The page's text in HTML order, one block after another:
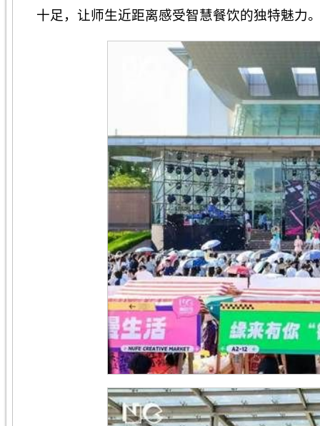
十足，让师生近距离感受智慧餐饮的独特魅力